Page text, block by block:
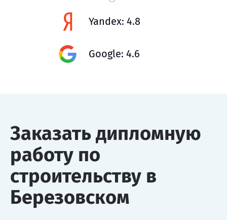
Yandex: 4.8
Google: 4.6
Заказать дипломную
работу по
строительству в
Березовском